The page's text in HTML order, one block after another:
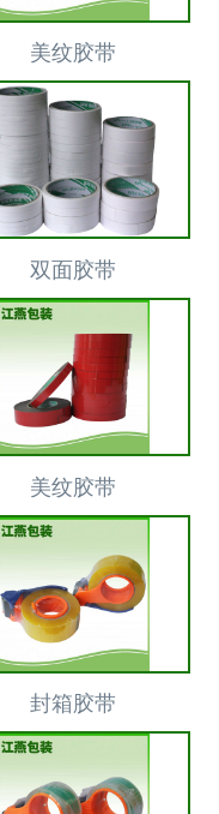
美纹胶带
双面胶带
美纹胶带
封箱胶带